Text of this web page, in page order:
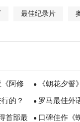
最佳纪录片
阿修 ● 《朝花夕
作多次获奖引
的？ ● 罗马最佳外
片的墨西哥电
首部最 ● 口碑佳作《